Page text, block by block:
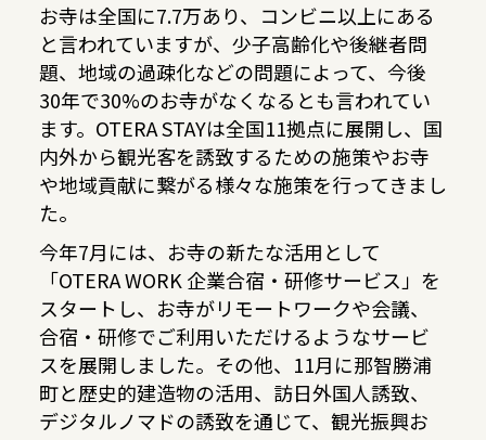
お寺は全国に7.7万あり、コンビニ以上にある
と言われていますが、少子高齢化や後継者問
題、地域の過疎化などの問題によって、今後
30年で30%のお寺がなくなるとも言われてい
ます。OTERA STAYは全国11拠点に展開し、国
内外から観光客を誘致するための施策やお寺
や地域貢献に繋がる様々な施策を行ってきまし
た。
今年7月には、お寺の新たな活用として
「OTERA WORK 企業合宿・研修サービス」を
スタートし、お寺がリモートワークや会議、
合宿・研修でご利用いただけるようなサービ
スを展開しました。その他、11月に那智勝浦
町と歴史的建造物の活用、訪日外国人誘致、
デジタルノマドの誘致を通じて、観光振興お